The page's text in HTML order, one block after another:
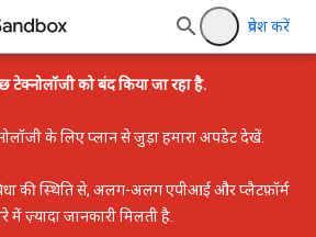
प्रवेश करें
को बंद किया जा रहा है.
के लिए प्लान से जुड़ा हमारा अपडेटदेखें.
की स्थितिसे, अलग-अलग एपीआई और प्लैटफ़ॉर्म
में ज़्यादा जानकारी मिलती है.